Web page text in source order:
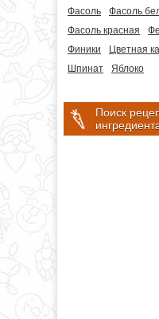
Фасоль
Фасоль
Фасоль красная
Финики
Цветная
Шпинат
Яблоко
Поиск